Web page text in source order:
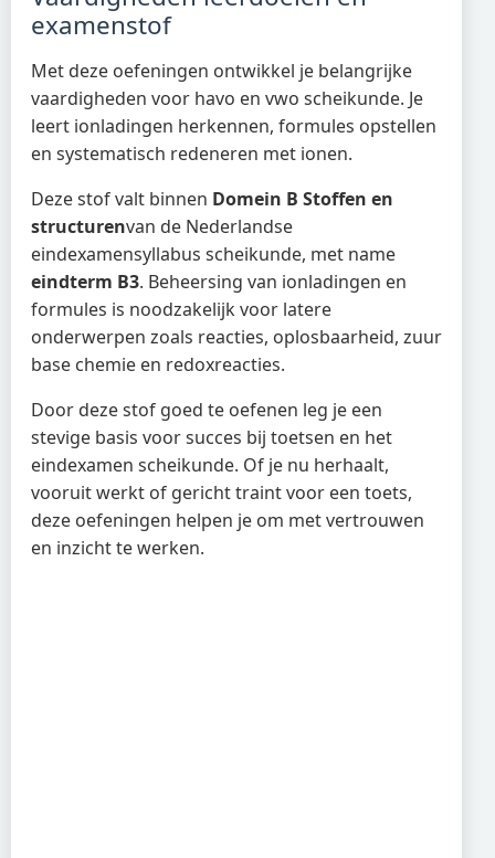
examenstof
Met deze oefeningen ontwikkel je belangrijke
vaardigheden voor havo en vwo scheikunde. Je
leert ionladingen herkennen, formules opstellen
en systematisch redeneren met ionen.
Deze stof valt binnen Domein B Stoffen en
structurenvan de Nederlandse
eindexamensyllabus scheikunde, met name
eindterm B3. Beheersing van ionladingen en
formules is noodzakelijk voor latere
onderwerpen zoals reacties, oplosbaarheid, zuur
base chemie en redoxreacties.
Door deze stof goed te oefenen leg je een
stevige basis voor succes bij toetsen en het
eindexamen scheikunde. Of je nu herhaalt,
vooruit werkt of gericht traint voor een toets,
deze oefeningen helpen je om met vertrouwen
en inzicht te werken.